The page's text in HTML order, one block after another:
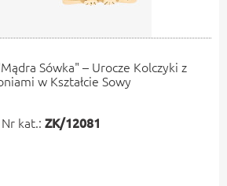
Sówka" – Urocze Kolczyki z
w Kształcie Sowy
Nr kat.: ZK/12081